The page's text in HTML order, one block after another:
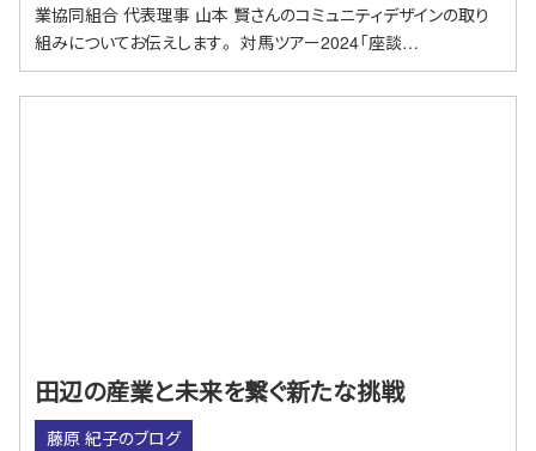
業協同組合 代表理事 山本 賢さんのコミュニティデザインの取り
組みについてお伝えします。 対馬ツアー2024「座談…
田辺の産業と未来を繋ぐ新たな挑戦
藤原 紀子のブログ